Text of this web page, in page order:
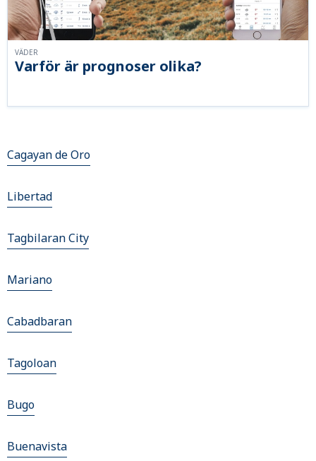
Varför är prognoser olika?
VÄDER
Cagayan de Oro
Libertad
Tagbilaran City
Mariano
Cabadbaran
Tagoloan
Bugo
Buenavista